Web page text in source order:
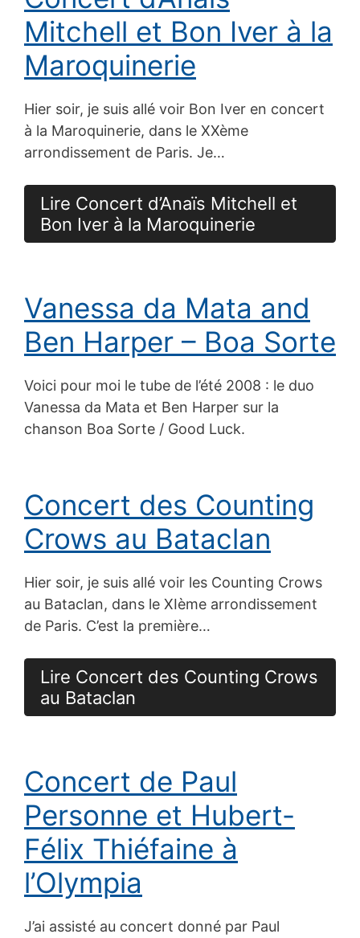
Mitchell et Bon Iver à la
Maroquinerie
Hier soir, je suis allé voir Bon Iver en concert
à la Maroquinerie, dans le XXème
arrondissement de Paris. Je…
Lire Concert d’Anaïs Mitchell et
Bon Iver à la Maroquinerie
Vanessa da Mata and
Ben Harper – Boa Sorte
Voici pour moi le tube de l’été 2008 : le duo
Vanessa da Mata et Ben Harper sur la
chanson Boa Sorte / Good Luck.
Concert des Counting
Crows au Bataclan
Hier soir, je suis allé voir les Counting Crows
au Bataclan, dans le XIème arrondissement
de Paris. C’est la première…
Lire Concert des Counting Crows
au Bataclan
Concert de Paul
Personne et Hubert-
Félix Thiéfaine à
l’Olympia
J’ai assisté au concert donné par Paul